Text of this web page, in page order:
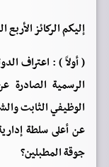
إليكم الركائز
( أولاً ) : اعتراف
الرسمية الصادرة
الوظيفي الثابت
عن أعلى سلطة
جوقة المطبلين؟